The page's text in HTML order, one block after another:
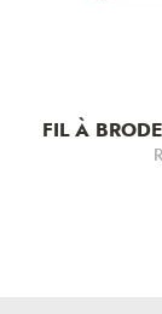
FIL À